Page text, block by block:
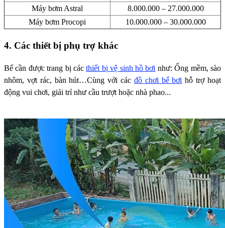
Máy bơm Astral
8.000.000 – 27.000.000
Máy bơm Procopi
10.000.000 – 30.000.000
4. Các thiết bị phụ trợ khác
Bể cần được trang bị cácthiết bị vệ sinh hồ bơi như: Ống mềm, sào
nhôm, vợt rác, bàn hút…Cùng với các đồ chơi bể bơi hỗ trợ hoạt
động vui chơi, giải trí như cầu trượt hoặc nhà phao...